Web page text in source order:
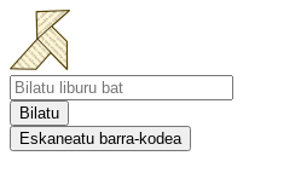
Bilatu
Eskaneatu barra-kodea